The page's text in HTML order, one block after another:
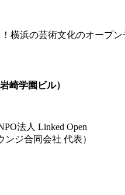
横浜の芸術文化のオー
崎学園ビル）
法人 Linked Open
ジ合同会社 代表）